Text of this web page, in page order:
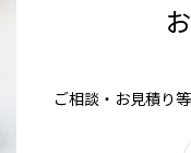
ご相談・お見積り